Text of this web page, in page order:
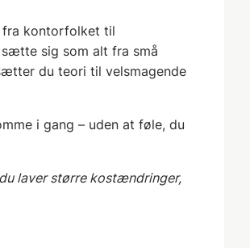
fra kontorfolket til
sig som alt fra små
du teori til velsmagende
i gang – uden at føle, du
laver større kostændringer,